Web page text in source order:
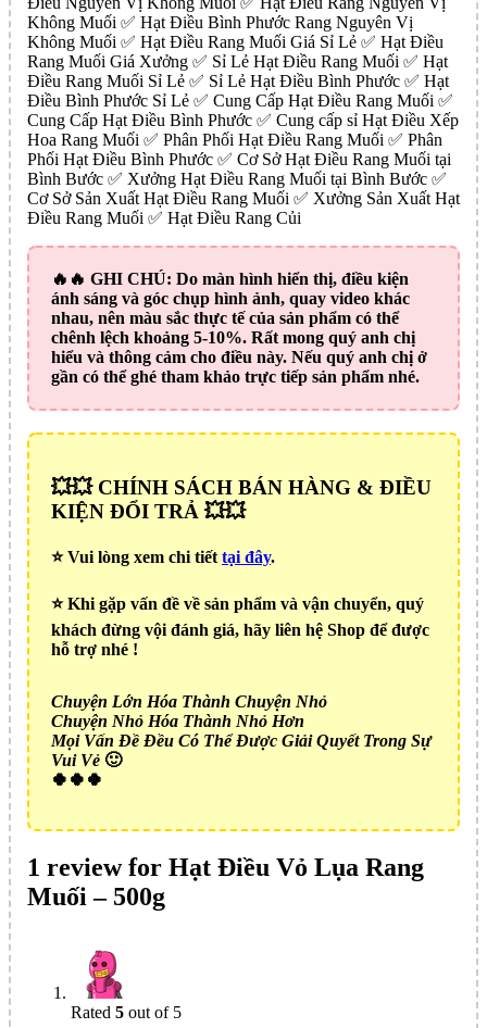
Không Muối ✅ Hạt Điều Bình Phước Rang Nguyên Vị
Không Muối ✅ Hạt Điều Rang Muối Giá Sỉ Lẻ ✅ Hạt Điều
Rang Muối Giá Xưởng ✅ Sỉ Lẻ Hạt Điều Rang Muối ✅ Hạt
Điều Rang Muối Sỉ Lẻ ✅ Sỉ Lẻ Hạt Điều Bình Phước ✅ Hạt
Điều Bình Phước Sỉ Lẻ ✅ Cung Cấp Hạt Điều Rang Muối ✅
Cung Cấp Hạt Điều Bình Phước ✅ Cung cấp sỉ Hạt Điều Xếp
Hoa Rang Muối ✅ Phân Phối Hạt Điều Rang Muối ✅ Phân
Phối Hạt Điều Bình Phước ✅ Cơ Sở Hạt Điều Rang Muối tại
Bình Bước ✅ Xưởng Hạt Điều Rang Muối tại Bình Bước ✅
Cơ Sở Sản Xuất Hạt Điều Rang Muối ✅ Xưởng Sản Xuất Hạt
Điều Rang Muối ✅ Hạt Điều Rang Củi
🔥🔥 GHI CHÚ: Do màn hình hiển thị, điều kiện
ánh sáng và góc chụp hình ảnh, quay video khác
nhau, nên màu sắc thực tế của sản phẩm có thể
chênh lệch khoảng 5-10%. Rất mong quý anh chị
hiểu và thông cảm cho điều này. Nếu quý anh chị ở
gần có thể ghé tham khảo trực tiếp sản phẩm nhé.
💥💥 CHÍNH SÁCH BÁN HÀNG & ĐIỀU
KIỆN ĐỔI TRẢ 💥💥
⭐️ Vui lòng xem chi tiết tại đây.
⭐️ Khi gặp vấn đề về sản phẩm và vận chuyển, quý
khách đừng vội đánh giá, hãy liên hệ Shop để được
hỗ trợ nhé !
Chuyện Lớn Hóa Thành Chuyện Nhỏ
Chuyện Nhỏ Hóa Thành Nhỏ Hơn
Mọi Vấn Đề Đều Có Thể Được Giải Quyết Trong Sự
Vui Vẻ 🙂
🍀🍀🍀
1 review for Hạt Điều Vỏ Lụa Rang
Muối – 500g
Rated 5 out of 5